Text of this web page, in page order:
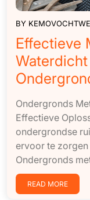
BY
Effectieve
Ondergronds
Effectieve
ondergrondse
ervoor te
Ondergronds
READ MORE